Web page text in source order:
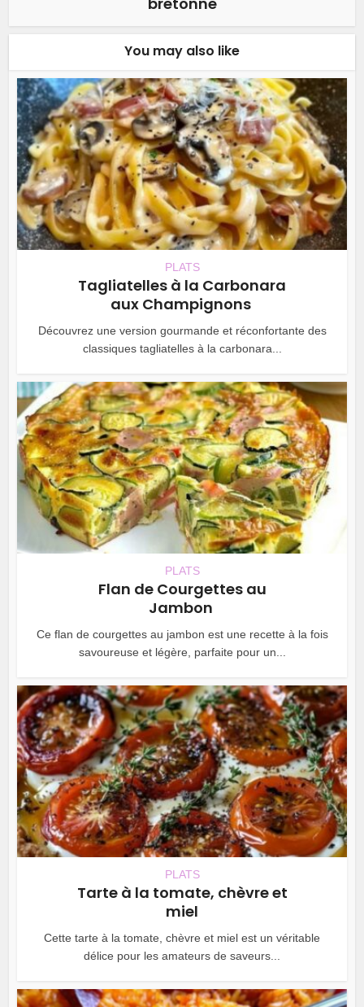
You may also like
PLATS
Tagliatelles à la Carbonara
aux Champignons
Découvrez une version gourmande et réconfortante des
classiques tagliatelles à la carbonara...
PLATS
Flan de Courgettes au
Jambon
Ce flan de courgettes au jambon est une recette à la fois
savoureuse et légère, parfaite pour un...
PLATS
Tarte à la tomate, chèvre et
miel
Cette tarte à la tomate, chèvre et miel est un véritable
délice pour les amateurs de saveurs...